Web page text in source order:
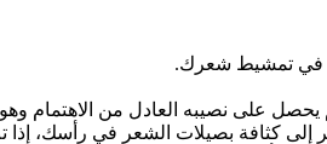
في تمشيط شعرك.
على نصيبه العادل من الاهتمام
إلى كثافة بصيلات الشعر في رأسك،